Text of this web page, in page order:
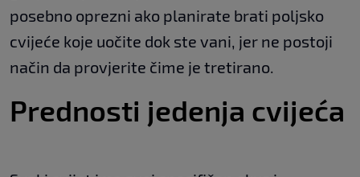
posebno oprezni ako planirate brati poljsko
cvijeće koje uočite dok ste vani, jer ne postoji
način da provjerite čime je tretirano.
Prednosti jedenja cvijeća